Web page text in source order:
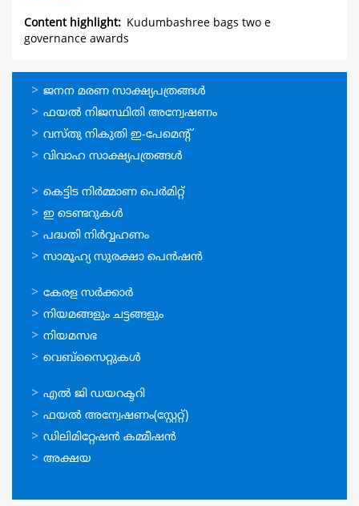
Content highlight
Kudumbashree bags two e
governance awards
ഓണ്‍ലൈന്‍
സേവനങ്ങള്‍
ജനന മരണ സാക്ഷ്യപത്രങ്ങള്‍
ഫയല്‍ നിജസ്ഥിതി അന്വേഷണം
വസ്തു നികുതി ഇ-പേമെന്റ്
വിവാഹ സാക്ഷ്യപത്രങ്ങള്‍
ഓണ്‍ലൈന്‍
സേവനങ്ങള്‍
കെട്ടിട നിര്‍മ്മാണ പെര്‍മിറ്റ്‌
ഇ ടെണ്ടറുകള്‍
പദ്ധതി നിര്‍വ്വഹണം
സാമൂഹ്യ സുരക്ഷാ പെന്‍ഷന്‍
ഉപയോഗപ്രദമായ
കണ്ണികള്‍
കേരള സര്‍ക്കാര്‍
നിയമങ്ങളും ചട്ടങ്ങളും
നിയമസഭ
വെബ്സൈറ്റുകള്‍
ഉപയോഗപ്രദമായ
കണ്ണികള്‍
എല്‍ ജി ഡയറക്ടറി
ഫയല്‍ അന്വേഷണം(സ്റ്റേറ്റ്)
ഡിലിമിറ്റേഷന്‍ കമ്മീഷന്‍
അക്ഷയ